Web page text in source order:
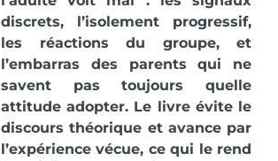
discrets, l’isolement progressif,
les réactions du groupe, et
l’embarras des parents qui ne
savent pas toujours quelle
attitude adopter. Le livre évite le
discours théorique et avance par
l’expérience vécue, ce qui le rend